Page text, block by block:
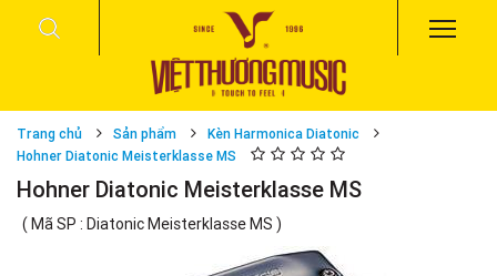
Trang chủ Sản phẩm
Kèn Harmonica Diatonic
Hohner Diatonic Meisterklasse MS
Hohner Diatonic Meisterklasse MS
( Mã SP : Diatonic Meisterklasse MS )